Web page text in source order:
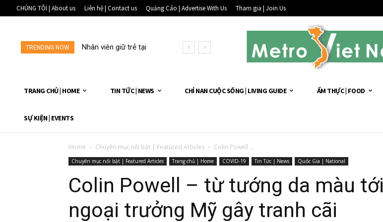
CHÚNG TÔI | About us Liên hệ | Contact us Quảng Cáo | Advertise With Us Tham gia | Join Us
TRENDING NOW
Nhân viên giữ trẻ tại
TRANG CHỦ | HOME TIN TỨC | NEWS CHỈ NAN CUỘC SỐNG | LIVING GUIDE ẨM THỰC | FOOD
SỰ KIỆN | EVENTS
Home Chuyên mục nổi bật | Featured Articles Colin Powell ...
Chuyên mục nổi bật | Featured Articles Trang chủ | Home COVID-19 Tin Tức | News Quốc Gia | National
Colin Powell – từ tướng da màu tới
ngoại trưởng Mỹ gây tranh cãi